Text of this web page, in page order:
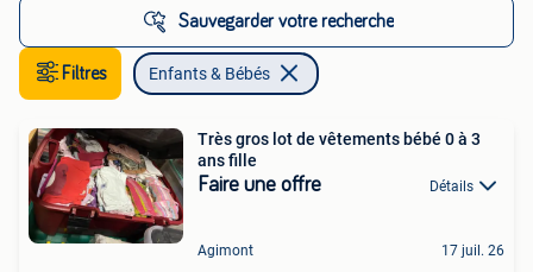
Sauvegarder votre recherche
Filtres Enfants & Bébés
Très gros lot de vêtements bébé 0 à 3
ans fille
Faire une offre Détails
Agimont 17 juil. 26